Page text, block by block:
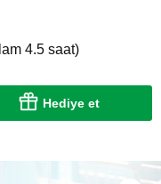
4.5 saat)
Hediye et